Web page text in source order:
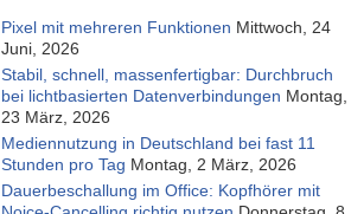
Pixel mit mehreren Funktionen Mittwoch, 24
Juni, 2026
Stabil, schnell, massenfertigbar: Durchbruch
bei lichtbasierten Datenverbindungen Montag,
23 März, 2026
Mediennutzung in Deutschland bei fast 11
Stunden pro Tag Montag, 2 März, 2026
Dauerbeschallung im Office: Kopfhörer mit